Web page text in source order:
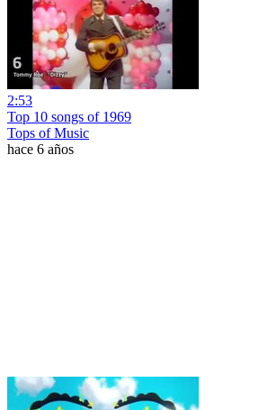
2:53
Top 10 songs of 1969
Tops of Music
hace 6 años